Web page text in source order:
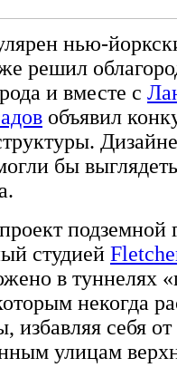
нью-
решил
и вместе с
объявил
бы
студией
в туннелях
некогда
избавляя себя
улицам